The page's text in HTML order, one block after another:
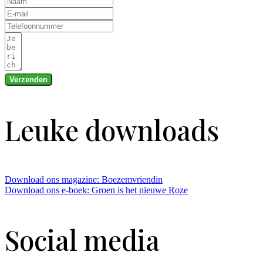
Verzenden
Leuke downloads
Download ons magazine: Boezemvriendin
Download ons e-boek: Groen is het nieuwe Roze
Social media